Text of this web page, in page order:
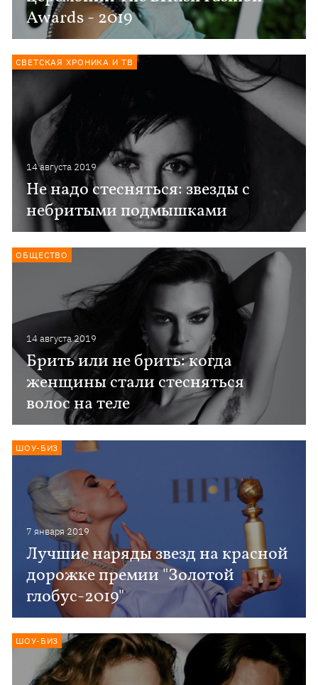
Awards - 2019
14 августа 2019
Не надо стесняться: звезды с
небритыми подмышками
СВЕТСКАЯ ХРОНИКА И ТВ
14 августа 2019
Брить или не брить: когда
женщины стали стесняться
волос на теле
ОБЩЕСТВО
7 января 2019
Лучшие наряды звезд на красной
дорожке премии "Золотой
глобус-2019"
ШОУ-БИЗ
ШОУ-БИЗ